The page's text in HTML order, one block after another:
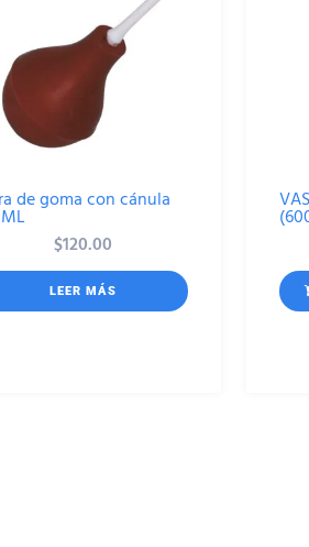
de goma con cánula
$120.00
LEER MÁS